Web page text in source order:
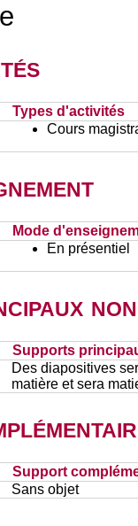
Types d'activités
Cours
Mode
En présentiel
Supports
Des diapositives
matière et sera
Support
Sans objet